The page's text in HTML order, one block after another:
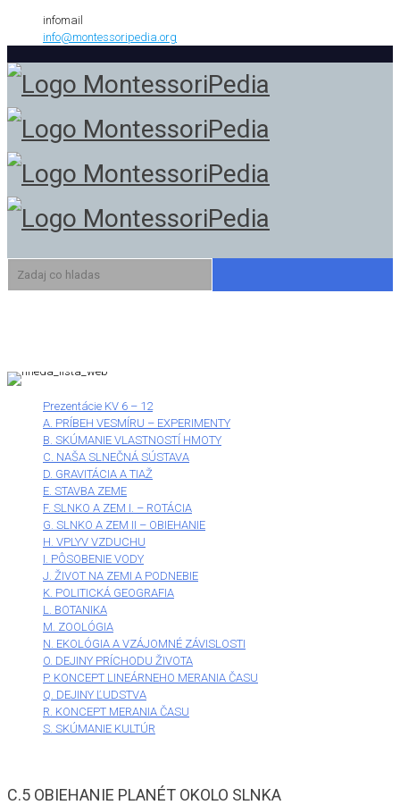
infomail
info@montessoripedia.org
Prezentácie KV 6 – 12
A. PRÍBEH VESMÍRU – EXPERIMENTY
B. SKÚMANIE VLASTNOSTÍ HMOTY
C. NAŠA SLNEČNÁ SÚSTAVA
D. GRAVITÁCIA A TIAŽ
E. STAVBA ZEME
F. SLNKO A ZEM I. – ROTÁCIA
G. SLNKO A ZEM II – OBIEHANIE
H. VPLYV VZDUCHU
I. PÔSOBENIE VODY
J. ŽIVOT NA ZEMI A PODNEBIE
K. POLITICKÁ GEOGRAFIA
L. BOTANIKA
M. ZOOLÓGIA
N. EKOLÓGIA A VZÁJOMNÉ ZÁVISLOSTI
O. DEJINY PRÍCHODU ŽIVOTA
P. KONCEPT LINEÁRNEHO MERANIA ČASU
Q. DEJINY ĽUDSTVA
R. KONCEPT MERANIA ČASU
S. SKÚMANIE KULTÚR
C.5 OBIEHANIE PLANÉT OKOLO SLNKA